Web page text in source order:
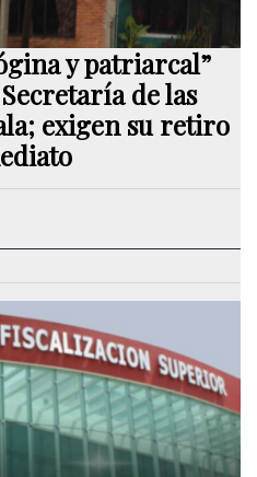
y patriarcal”
de las
exigen su retiro